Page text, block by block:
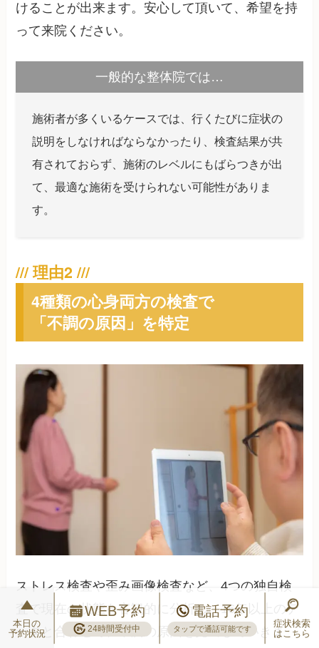
けることが出来ます。安心して頂いて、希望を持
って来院ください。
一般的な整体院では…
施術者が多くいるケースでは、行くたびに症状の
説明をしなければならなかったり、検査結果が共
有されておらず、施術のレベルにもばらつきが出
て、最適な施術を受けられない可能性がありま
す。
4種類の心身両方の検査で
「不調の原因」を特定
ストレス検査や歪み画像検査など、4つの独自検
査で現在の状態を客観的に分析し、16年以上のデ
ータと合わせて、不調の原因を見出していきま
本日の
予約状況
WEB予約
24時間受付中
電話予約
タップで通話可能です
症状検索
はこちら